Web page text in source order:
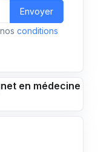
Envoyer
conditions
en médecine